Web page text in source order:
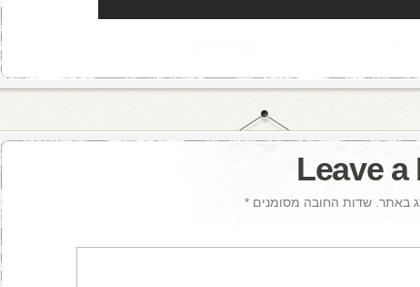
Leave a
באתר. שדות החובה מסומנים *